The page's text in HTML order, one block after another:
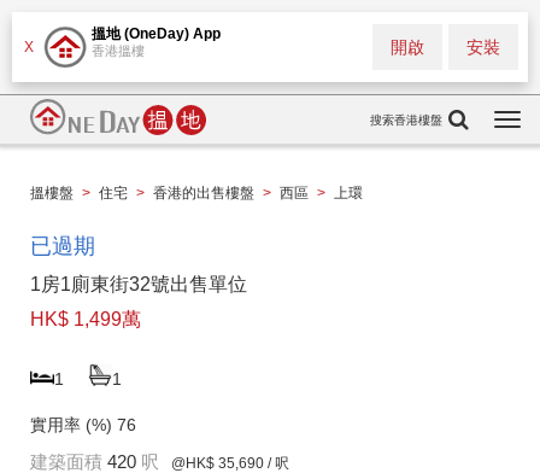
X
搵地 (OneDay) App
香港搵樓 安裝
開啟
搜索香港樓盤
搵樓盤 > 住宅 > 香港的出售樓盤 > 西區 > 上環
已過期
1房1廁東街32號出售單位
HK$ 1,499萬
1 1
實用率 (%) 76
建築面積 420 呎 @HK$ 35,690 / 呎